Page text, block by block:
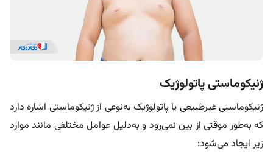
ژنیکوماستی پاتولوژیک
ژنیکوماستی غیرطبیعی یا پاتولوژیک به‌نوعی از ژنیکوماستی اشاره دارد
که به‌طور موقتی از بین نمی‌رود و به‌دلیل عوامل مختلفی مانند موارد
زیر ایجاد می‌شود: